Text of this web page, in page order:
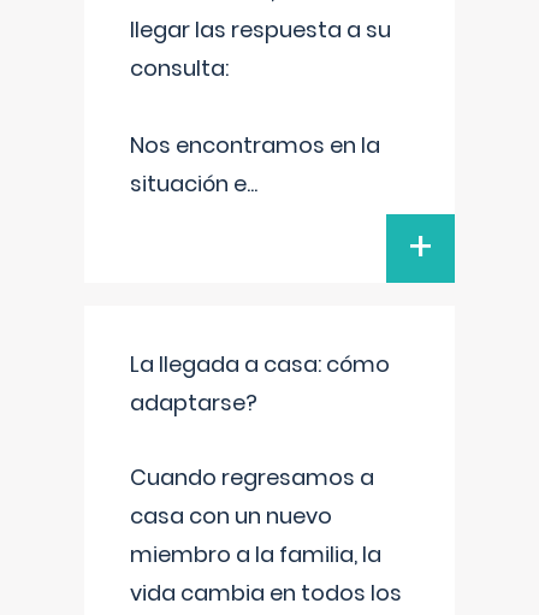
llegar las respuesta a su
consulta:
Nos encontramos en la
situación e...
+
La llegada a casa: cómo
adaptarse?
Cuando regresamos a
casa con un nuevo
miembro a la familia, la
vida cambia en todos los